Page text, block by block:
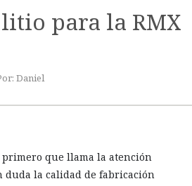
para la RMX
Daniel
que llama la atención
duda la calidad de fabricación